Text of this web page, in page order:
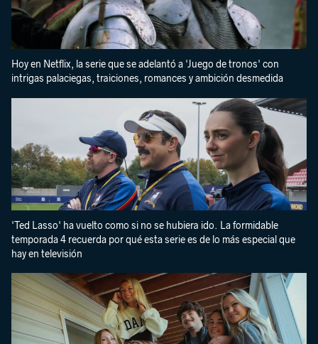
Hoy en Netflix, la serie que se adelantó a 'Juego de tronos' con
intrigas palaciegas, traiciones, romances y ambición desmedida
'Ted Lasso' ha vuelto como si no se hubiera ido. La formidable
temporada 4 recuerda por qué esta serie es de lo más especial que
hay en televisión